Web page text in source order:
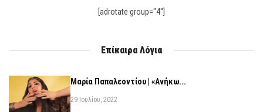
[adrotate group="4"]
Επίκαιρα Λόγια
Μαρία Παπαλεοντίου | «Ανήκω...
29 Ιουλίου, 2022